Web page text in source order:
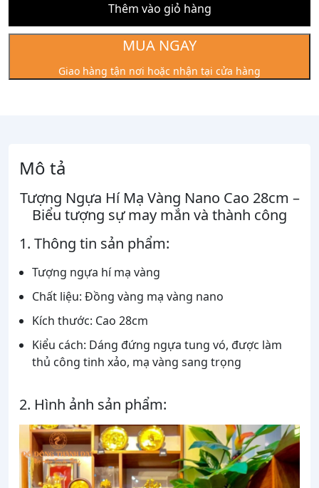
Vàng
28cm
Thêm vào giỏ hàng
MUA NGAY
Giao hàng tận nơi hoặc nhận tại cửa hàng
Mô tả
Tượng Ngựa Hí Mạ Vàng Nano Cao 28cm –
Biểu tượng sự may mắn và thành công
1. Thông tin sản phẩm:
Tượng ngựa hí mạ vàng
Chất liệu: Đồng vàng mạ vàng nano
Kích thước: Cao 28cm
Kiểu cách: Dáng đứng ngựa tung vó, được làm
thủ công tinh xảo, mạ vàng sang trọng
2. Hình ảnh sản phẩm: